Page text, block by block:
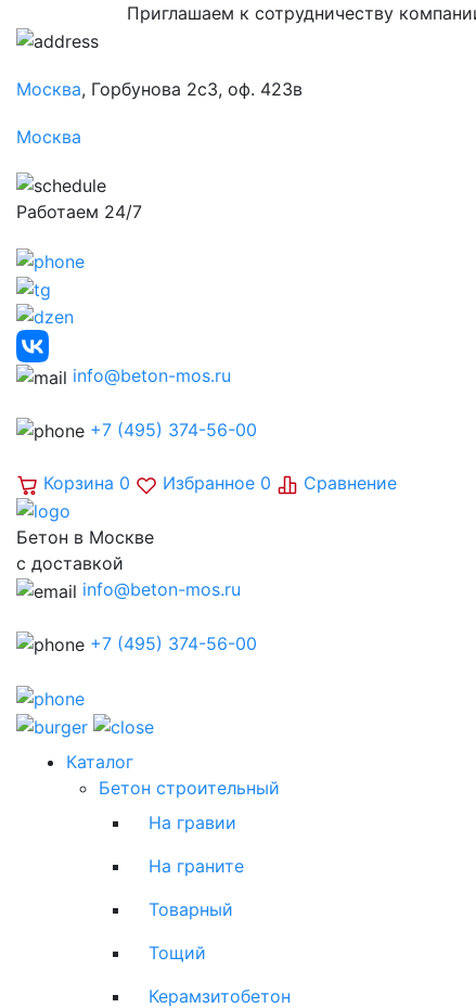
Приглашаем к сотрудничеству
Москва, Горбунова 2с3, оф. 423в
Москва
Работаем 24/7
info@beton-mos.ru
+7 (495) 374-56-00
Корзина 0 Избранное 0 Сравнение
Бетон в Москве
с доставкой
info@beton-mos.ru
+7 (495) 374-56-00
Каталог
Бетон строительный
На гравии
На граните
Товарный
Тощий
Керамзитобетон